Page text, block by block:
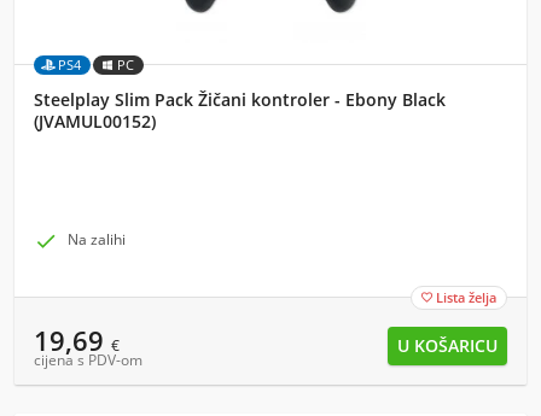
PS4 PC
Steelplay Slim Pack Žičani kontroler - Ebony Black
(JVAMUL00152)
 Na zalihi
 Lista želja
19,69 €
cijena s PDV-om